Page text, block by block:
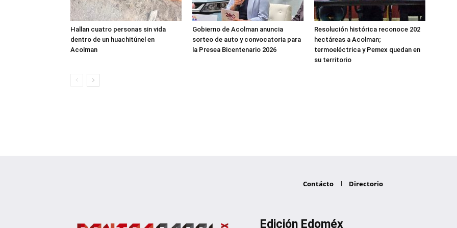
Hallan cuatro personas sin vida
dentro de un huachitúnel en
Acolman
Gobierno de Acolman anuncia
sorteo de auto y convocatoria para
la Presea Bicentenario 2026
Resolución histórica reconoce 202
hectáreas a Acolman;
termoeléctrica y Pemex quedan en
su territorio
Contácto Directorio
Edición Edoméx